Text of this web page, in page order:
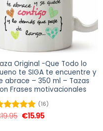
Original -Que Todo lo
te SIGA te encuentre y
abrace – 350 ml – Tazas
Frases motivacionales
(16)
19.95 €15.95